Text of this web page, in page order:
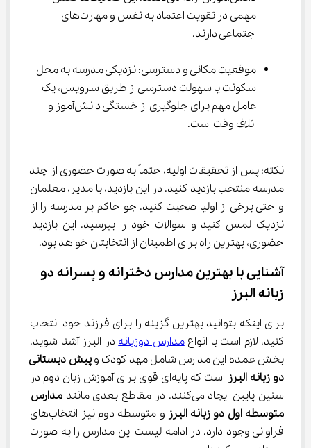
مهمی در تقویت اعتماد به نفس و مهارت‌های
اجتماعی دارند.
موقعیت مکانی و دسترسی: نزدیکی مدرسه به محل
سکونت یا سهولت دسترسی از طریق سرویس، یک
عامل مهم برای جلوگیری از خستگی دانش‌آموز و
اتلاف وقت است.
نکته: پس از تحقیقات اولیه، حتماً به صورت حضوری از چند
مدرسه منتخب بازدید کنید. در این بازدید، با مدیر، معلمان
و حتی برخی از اولیا صحبت کنید. جو حاکم بر مدرسه را از
نزدیک لمس کنید و سوالات خود را بپرسید. این بازدید
حضوری، بهترین راه برای اطمینان از انتخابتان خواهد بود.
آشنایی با بهترین مدارس دخترانه و پسرانه دو
زبانه البرز
برای اینکه بتوانید بهترین گزینه را برای فرزند خود انتخاب
کنید، لازم است با انواع مدارس دوزبانه در البرز آشنا شوید.
بخش عمده این مدارس شامل مهد کودک و پیش دبستانی
دو زبانه البرز
است که پایه‌ای قوی برای آموزش زبان دوم در
سنین پایین ایجاد می‌کنند. در مقاطع بعدی مانند
مدارس
متوسطه اول دو زبانه البرز
و متوسطه دوم نیز انتخاب‌های
فراوانی وجود دارد. در ادامه لیست این مدارس را به صورت